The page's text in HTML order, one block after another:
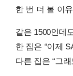
한 번 더 볼 이
같은 1500인데
한 집은 “이제
다른 집은 “그